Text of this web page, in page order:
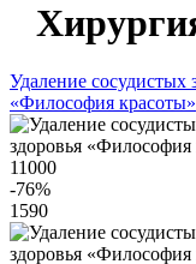
Удаление сосудистых
«Философия красоты»
11000
-76%
1590